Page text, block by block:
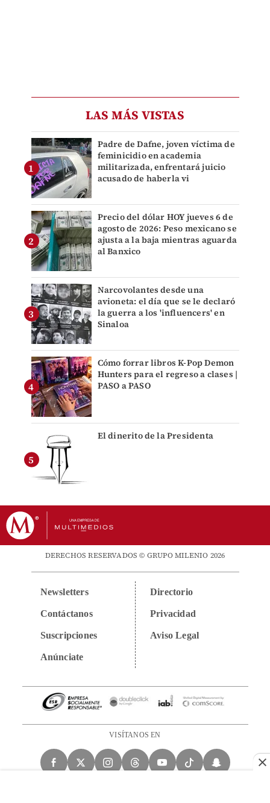
LAS MÁS VISTAS
Padre de Dafne, joven víctima de
feminicidio en academia
militarizada, enfrentará juicio
acusado de haberla vi
Precio del dólar HOY jueves 6 de
agosto de 2026: Peso mexicano se
ajusta a la baja mientras aguarda
al Banxico
Narcovolantes desde una
avioneta: el día que se le declaró
la guerra a los 'influencers' en
Sinaloa
Cómo forrar libros K-Pop Demon
Hunters para el regreso a clases |
PASO a PASO
El dinerito de la Presidenta
DERECHOS RESERVADOS © GRUPO MILENIO 2026
Newsletters
Contáctanos
Suscripciones
Anúnciate
Directorio
Privacidad
Aviso Legal
VISÍTANOS EN